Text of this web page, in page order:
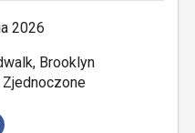
2026
Brooklyn
Zjednoczone